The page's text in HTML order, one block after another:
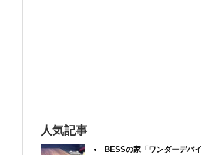
人気記事
BESSの家「ワンダーデバイ